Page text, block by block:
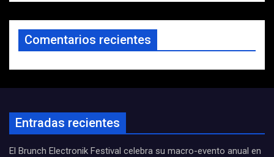
Comentarios recientes
Entradas recientes
El Brunch Electronik Festival celebra su macro-evento anual en